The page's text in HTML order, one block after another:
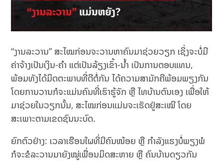
“ງານລະວານ” ສະໄໝກ່ອນຈະວານຫາຄົນມາຊ່ວຍວຽກ ເຊິ່ງຈະບໍ່ມີ
ຄ່າຈ້າງເປັນເງິນ-ຄຳ ແຕ່ເປັນລ້ຽງເຂົ້າ-ນ້ຳ ເປັນການຕອບແທນ,
ພ້ອມທັງໄດ້ມິດຕະພາບທີ່ດີຕໍ່ກັນ ໄດ້ຄວາມສາມັກຄີພ້ອມພຽງກັນ
ໂດຍການວານກໍຈະແມ່ນຄົນທີ່ເຮົາຮູ້ຈັກ ຫຼື ໄທບ້ານຕົນເອງ ເພື່ອໃຫ້
ມາຊ່ວຍໃນວຽກນັ້ນ, ສະໄໝກ່ອນແມ່ນຈະເຮັດຢູ່ສະເໝີ ໂດຍ
ສະເພາະຕາມເຂດຊົນນະບົດ.
ຍົກຕົວຢ່າງ: ເວລາເຮືອນໃຜທີ່ມີຄົນໜ້ອຍ ຫຼື ກຳລັງແຮງບໍ່ພຽງພໍ
ກໍຈະຂໍລະວານມາຍັງໝູ່ເພື່ອນມິດສະຫາຍ ຫຼື ຄົນບ້ານດຽວກັນ